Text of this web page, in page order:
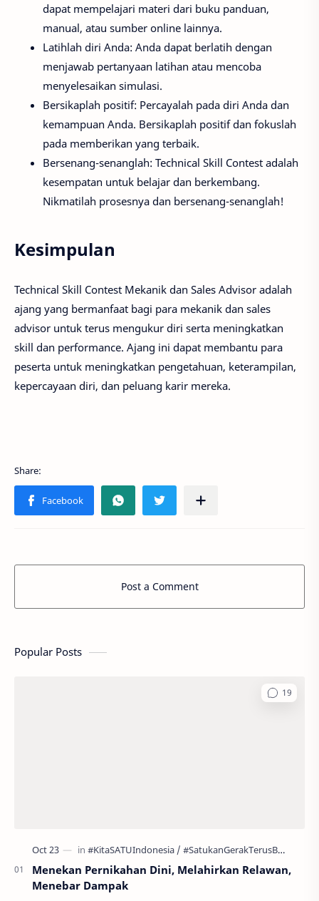
dapat mempelajari materi dari buku panduan,
manual, atau sumber online lainnya.
Latihlah diri Anda: Anda dapat berlatih dengan
menjawab pertanyaan latihan atau mencoba
menyelesaikan simulasi.
Bersikaplah positif: Percayalah pada diri Anda dan
kemampuan Anda. Bersikaplah positif dan fokuslah
pada memberikan yang terbaik.
Bersenang-senanglah: Technical Skill Contest adalah
kesempatan untuk belajar dan berkembang.
Nikmatilah prosesnya dan bersenang-senanglah!
Kesimpulan
Technical Skill Contest Mekanik dan Sales Advisor adalah
ajang yang bermanfaat bagi para mekanik dan sales
advisor untuk terus mengukur diri serta meningkatkan
skill dan performance. Ajang ini dapat membantu para
peserta untuk meningkatkan pengetahuan, keterampilan,
kepercayaan diri, dan peluang karir mereka.
Post a Comment
Popular Posts
Menekan Pernikahan Dini, Melahirkan Relawan,
Menebar Dampak